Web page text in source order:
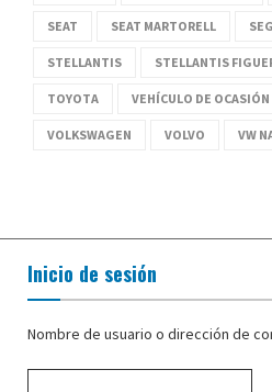
SEAT SEAT MARTORELL
STELLANTIS STELLANTIS
TOYOTA VEHÍCULO DE OCASIÓN
VOLKSWAGEN VOLVO VW
Inicio de sesión
Nombre de usuario o dirección de